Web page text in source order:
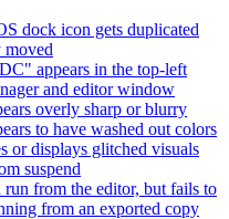
dock icon gets duplicated
moved
appears in the top-left
and editor window
overly sharp or blurry
to have washed out colors
or displays glitched visuals
suspend
from the editor, but fails to
from an exported copy